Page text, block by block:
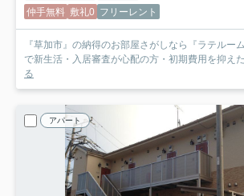
仲手無料 敷礼0 フリーレント
『草加市』の納得のお部屋さがしなら『ラテルー
で新生活・入居審査が心配の方・初期費用を抑え
る
アパート